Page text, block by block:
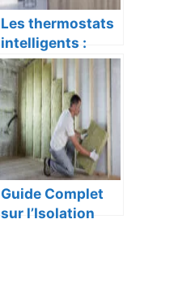
Les thermostats
intelligents :
économies
d’énergie et
confort
Guide Complet
sur l’Isolation